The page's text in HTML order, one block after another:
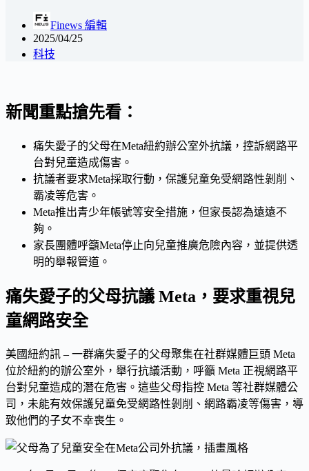
Finews 編輯
2025/04/25
科技
新聞重點搶先看：
痛失愛子的父母在Meta紐約辦公室外抗議，控訴網路平
台對兒童造成傷害。
抗議者要求Meta採取行動，保護兒童免受網路性剝削、
霸凌等危害。
Meta推出青少年帳號等安全措施，但家長認為遠遠不
夠。
家長團體呼籲Meta停止向兒童推廣危險內容，並提供透
明的舉報管道。
痛失愛子的父母抗議 Meta，要求重視兒
童網路安全
美國紐約訊 – 一群痛失愛子的父母聚集在社群媒體巨頭 Meta
位於紐約的辦公室外，舉行抗議活動，呼籲 Meta 正視網路平
台對兒童造成的潛在危害。這些父母指控 Meta 等社群媒體公
司，未能有效保護兒童免受網路性剝削、網路霸凌等傷害，導
致他們的子女不幸喪生。